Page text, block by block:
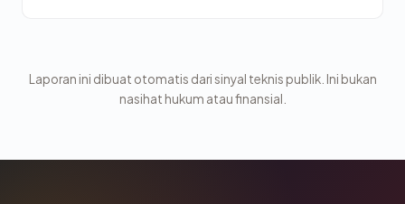
Laporan ini dibuat otomatis dari sinyal teknis publik. Ini bukan
nasihat hukum atau finansial.